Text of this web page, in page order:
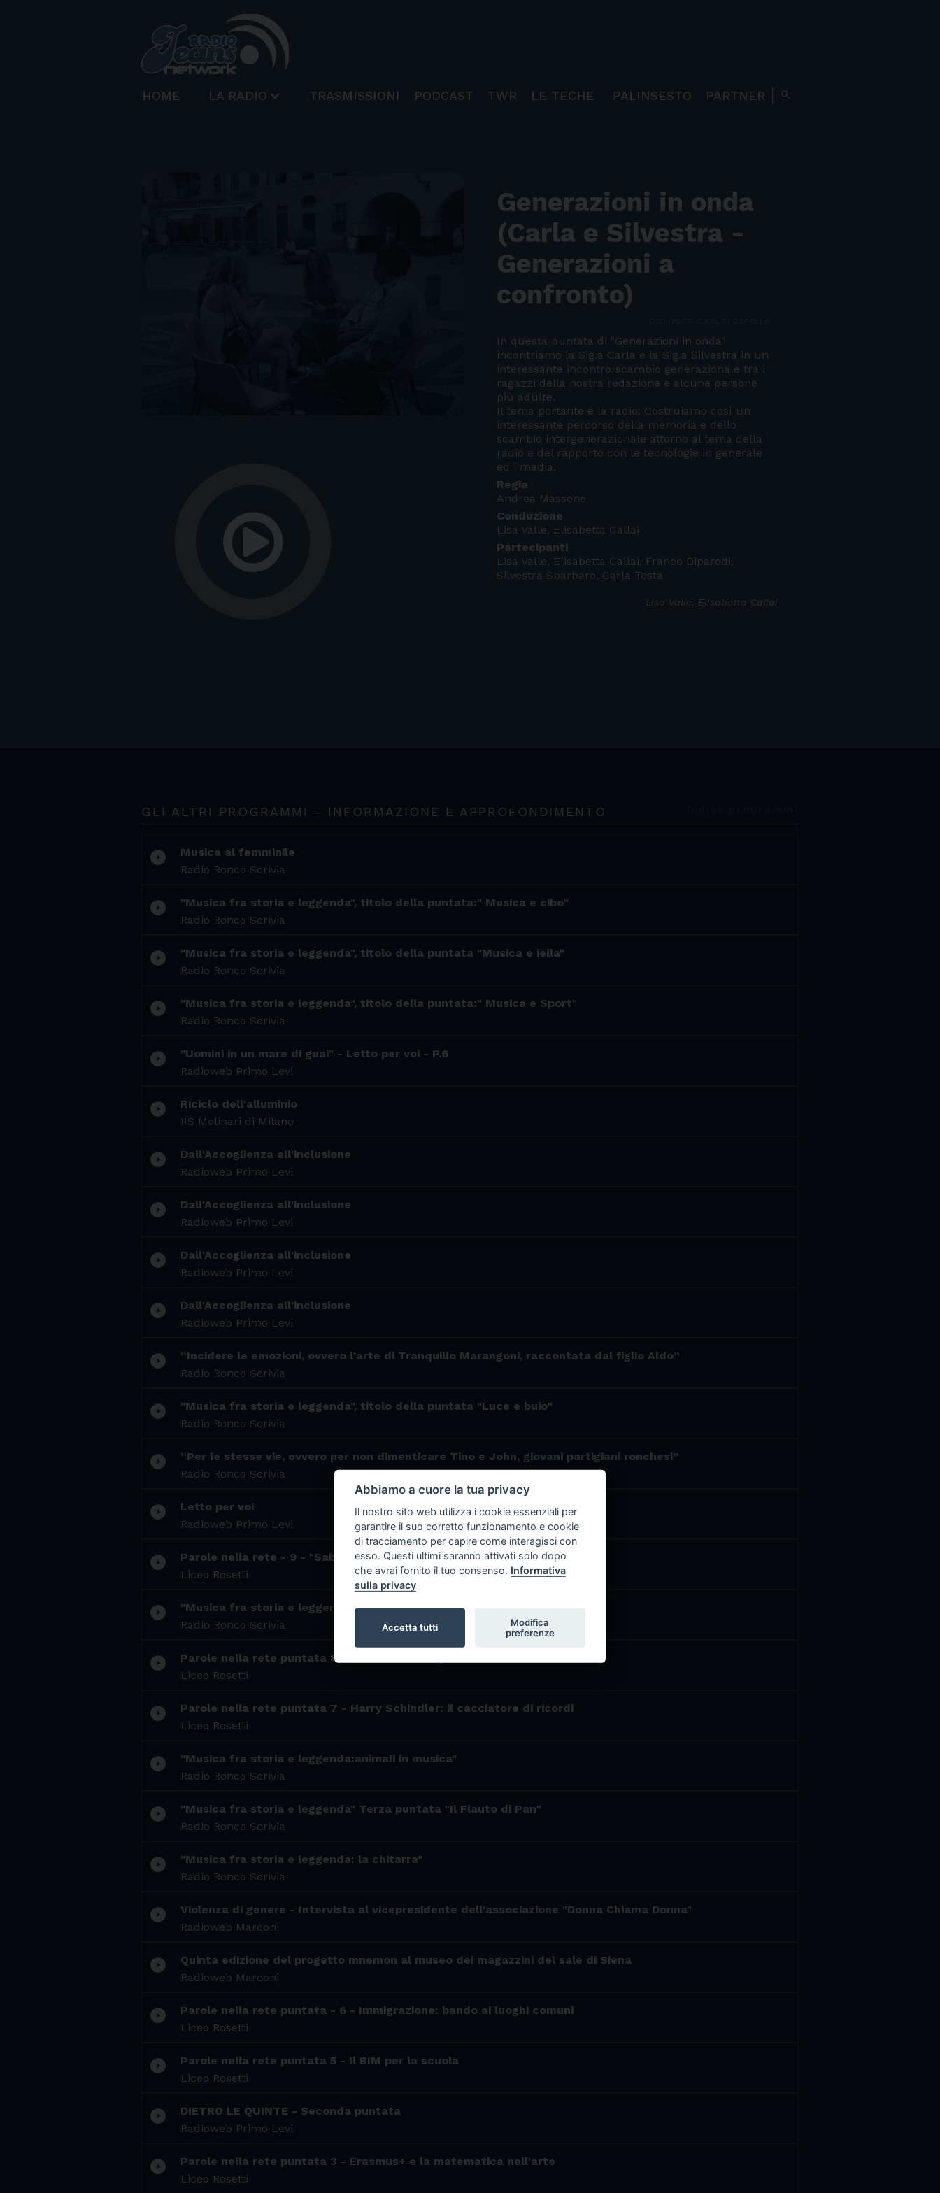
HOME LA RADIO TRASMISSIONI PODCAST TWR LE TECHE PALINSESTO PARTNER search
Generazioni in onda
(Carla e Silvestra -
Generazioni a
confronto)
In questa puntata di "Generazioni in onda"
incontriamo la Sig.a Carla e la Sig.a Silvestra in un
interessante incontro/scambio generazionale tra i
ragazzi della nostra redazione e alcune persone
più adulte.
Il tema portante è la radio: Costruiamo così un
interessante percorso della memoria e dello
scambio intergenerazionale attorno al tema della
radio e del rapporto con le tecnologie in generale
ed i media.
Regia
Andrea Massone
Conduzione
Lisa Valle, Elisabetta Callai
Partecipanti
Lisa Valle, Elisabetta Callai, Franco Diparodi,
Silvestra Sbarbaro, Carla Testa
Lisa Valle, Elisabetta Callai
GLI ALTRI PROGRAMMI - INFORMAZIONE E APPROFONDIMENTO
play_circle_filled
Musica al femminile
Radio Ronco Scrivia
play_circle_filled
"Musica fra storia e leggenda", titolo della puntata:" Musica e cibo"
Radio Ronco Scrivia
play_circle_filled
"Musica fra storia e leggenda", titolo della puntata "Musica e iella"
Radio Ronco Scrivia
play_circle_filled
"Musica fra storia e leggenda", titolo della puntata:" Musica e Sport"
Radio Ronco Scrivia
play_circle_filled
"Uomini in un mare di guai" - Letto per voi - P.6
Radioweb Primo Levi
play_circle_filled
Riciclo dell'alluminio
IIS Molinari di Milano
play_circle_filled
Dall'Accoglienza all'inclusione
Radioweb Primo Levi
play_circle_filled
Dall'Accoglienza all'inclusione
Radioweb Primo Levi
play_circle_filled
Dall'Accoglienza all'inclusione
Radioweb Primo Levi
play_circle_filled
Dall'Accoglienza all'inclusione
Radioweb Primo Levi
play_circle_filled
“Incidere le emozioni, ovvero l’arte di Tranquillo Marangoni, raccontata dal figlio Aldo”
Radio Ronco Scrivia
play_circle_filled
"Musica fra storia e leggenda", titolo della puntata "Luce e buio"
Radio Ronco Scrivia
play_circle_filled
“Per le stesse vie, ovvero per non dimenticare Tino e John, giovani partigiani ronchesi”
Radio Ronco Scrivia
play_circle_filled
Letto per voi
Radioweb Primo Levi
play_circle_filled
Parole nella rete - 9 - "Sabato a scuola? Sì, grazie!"
Liceo Rosetti
play_circle_filled
"Musica fra storia e leggenda: Il significato di ritmo" (ottava puntata)
Radio Ronco Scrivia
play_circle_filled
Parole nella rete puntata 8 - "500 euro ben spesi"
Liceo Rosetti
play_circle_filled
Parole nella rete puntata 7 - Harry Schindler: il cacciatore di ricordi
Liceo Rosetti
play_circle_filled
"Musica fra storia e leggenda:animali in musica"
Radio Ronco Scrivia
play_circle_filled
"Musica fra storia e leggenda" Terza puntata "Il Flauto di Pan"
Radio Ronco Scrivia
play_circle_filled
"Musica fra storia e leggenda: la chitarra"
Radio Ronco Scrivia
play_circle_filled
Violenza di genere - Intervista al vicepresidente dell'associazione "Donna Chiama Donna"
Radioweb Marconi
play_circle_filled
Quinta edizione del progetto mnemon al museo dei magazzini del sale di Siena
Radioweb Marconi
play_circle_filled
Parole nella rete puntata - 6 - Immigrazione: bando ai luoghi comuni
Liceo Rosetti
play_circle_filled
Parole nella rete puntata 5 - Il BIM per la scuola
Liceo Rosetti
play_circle_filled
DIETRO LE QUINTE - Seconda puntata
Radioweb Primo Levi
play_circle_filled
Parole nella rete puntata 3 - Erasmus+ e la matematica nell'arte
Liceo Rosetti
Abbiamo a cuore la tua privacy
Il nostro sito web utilizza i cookie essenziali per
garantire il suo corretto funzionamento e cookie
di tracciamento per capire come interagisci con
esso. Questi ultimi saranno attivati solo dopo
che avrai fornito il tuo consenso. Informativa
sulla privacy
Accetta tutti
Modifica
preferenze